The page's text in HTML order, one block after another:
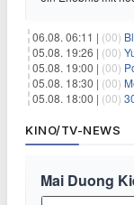
06.08. 06:11 | (00)
05.08. 19:26 | (00)
05.08. 19:00 | (00)
05.08. 18:30 | (00)
05.08. 18:00 | (00)
KINO/TV-NEWS
Mai Duong